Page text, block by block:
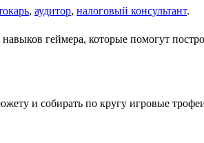
, аудитор, налоговый консультант.
и собирать по кругу игровые